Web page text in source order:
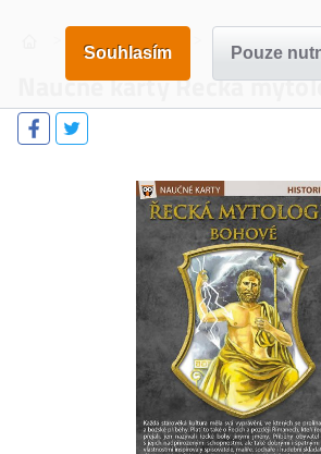
NAUČNÉ KARTY
Naučné karty Řecká